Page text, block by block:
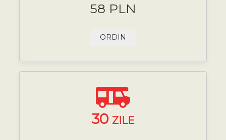
58 PLN
ORDIN
30 ZILE